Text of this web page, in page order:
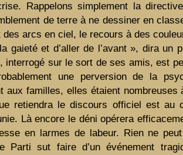
Rappelons simplement la
de terre à ne dessiner en
des arcs en ciel, le recours à des
gaieté et d’aller de l’avant », dira un
interrogé sur le sort de ses amis, est
une perversion de la
aux familles, elles étaient nombreuses
retiendra le discours officiel est au
Là encore le déni opérera
en larmes de labeur. Rien ne
Parti sut faire d’un événement